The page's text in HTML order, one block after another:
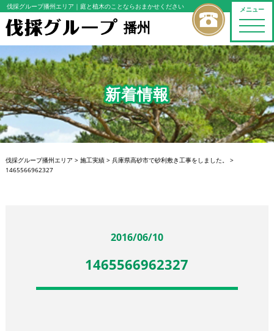
メニュー
toggle
伐採グループ播州エリア ｜庭と植木のことならおまかせください
播州
新着情報
伐採グループ播州エリア > 施工実績> 兵庫県高砂市で砂利敷き工事をしました。
>
1465566962327
2016/06/10
1465566962327